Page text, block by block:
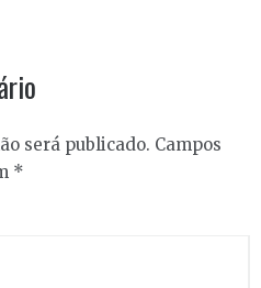
será publicado. Campos
*